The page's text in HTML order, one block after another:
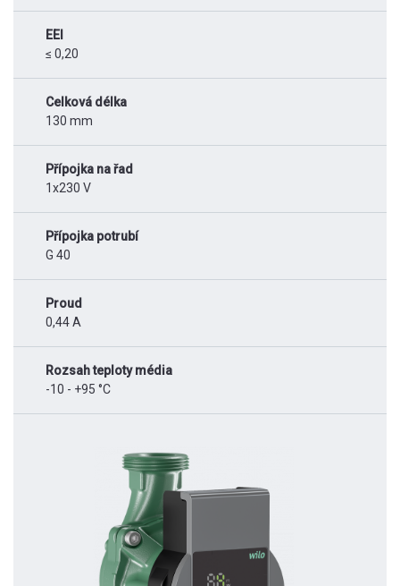
EEI
≤ 0,20
Celková délka
130 mm
Přípojka na řad
1x230 V
Přípojka potrubí
G 40
Proud
0,44 A
Rozsah teploty média
-10 - +95 °C